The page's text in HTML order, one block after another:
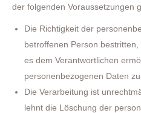
der folgenden Voraussetzungen
Die Richtigkeit der
betroffenen Person
es dem Verantwortlichen
personenbezogenen Daten
Die Verarbeitung ist
lehnt die Löschung der